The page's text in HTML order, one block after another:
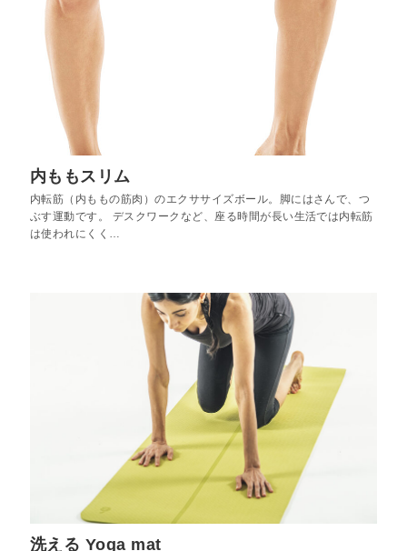
内ももスリム
内転筋（内ももの筋肉）のエクササイズボール。脚にはさんで、つ
ぶす運動です。 デスクワークなど、座る時間が長い生活では内転筋
は使われにくく…
洗える Yoga mat